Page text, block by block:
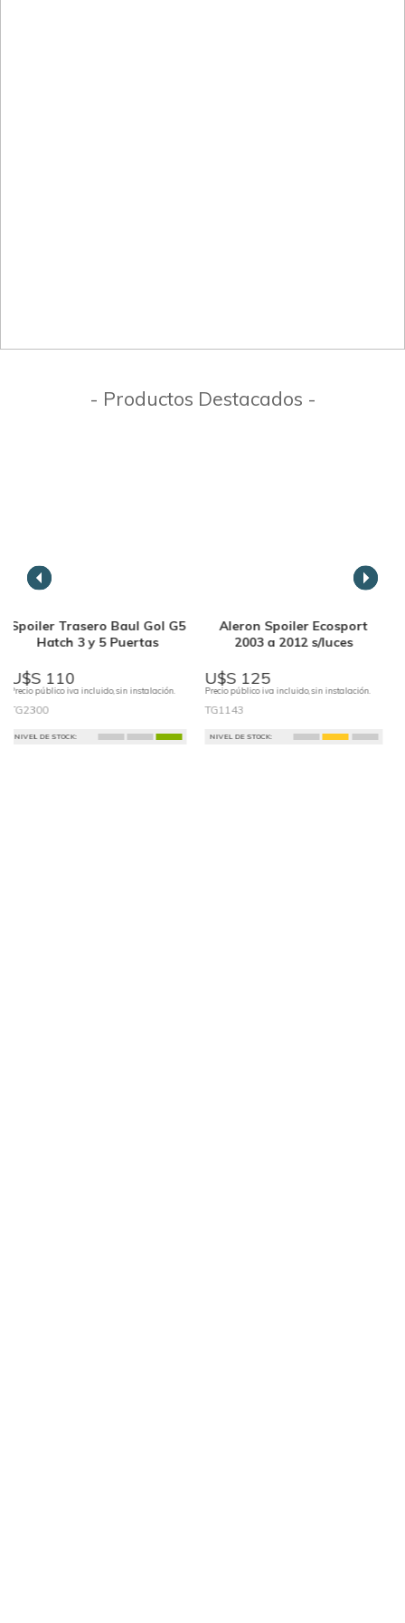
- Productos Destacados -
Spoiler Trasero Baul Gol G5
Hatch 3 y 5 Puertas
U$S 110
Precio público iva incluido, sin instalación.
TG2300
NIVEL DE STOCK:
Aleron Spoiler Ecosport
2003 a 2012 s/luces
U$S 125
Precio público iva incluido, sin instalación.
TG1143
NIVEL DE STOCK: